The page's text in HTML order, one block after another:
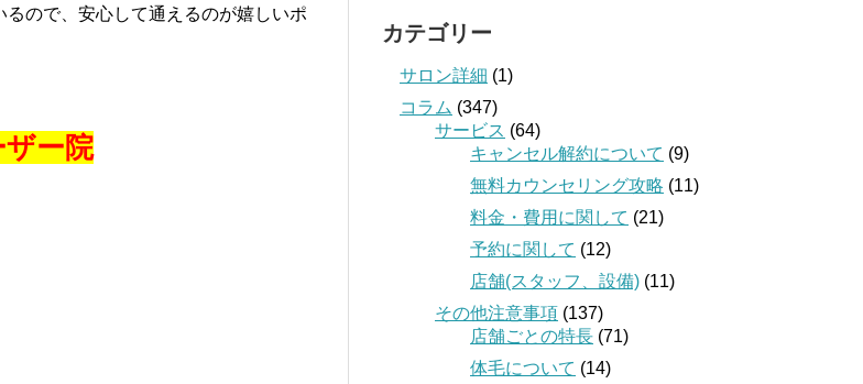
ので、安心して通えるのが嬉しいポ
ー院
カテゴリー
サロン詳細 (1)
コラム (347)
サービス (64)
キャンセル解約について (9)
無料カウンセリング攻略 (11)
料金・費用に関して (21)
予約に関して (12)
店舗(スタッフ、設備) (11)
その他注意事項 (137)
店舗ごとの特長 (71)
体毛について (14)